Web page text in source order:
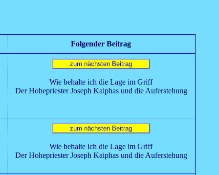
Folgender Beitrag
Wie behalte ich die Lage im Griff
Der Hohepriester Joseph Kaiphas und die Auferstehung
Wie behalte ich die Lage im Griff
Der Hohepriester Joseph Kaiphas und die Auferstehung